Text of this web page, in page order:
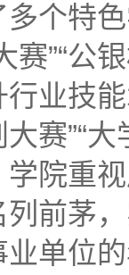
个特
赛”“公
业技
大赛”“
院重
前茅
单位